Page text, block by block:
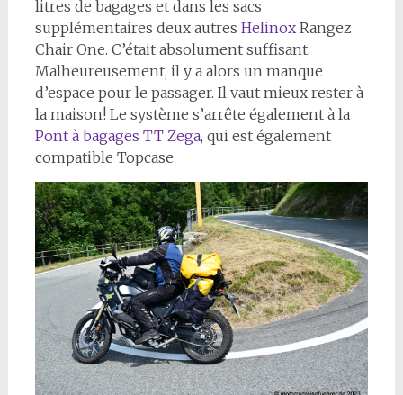
litres de bagages et dans les sacs
supplémentaires deux autres HelinoxRangez
Chair One. C’était absolument suffisant.
Malheureusement, il y a alors un manque
d’espace pour le passager. Il vaut mieux rester à
la maison! Le système s’arrête également à la
Pont à bagages TT Zega, qui est également
compatible Topcase.